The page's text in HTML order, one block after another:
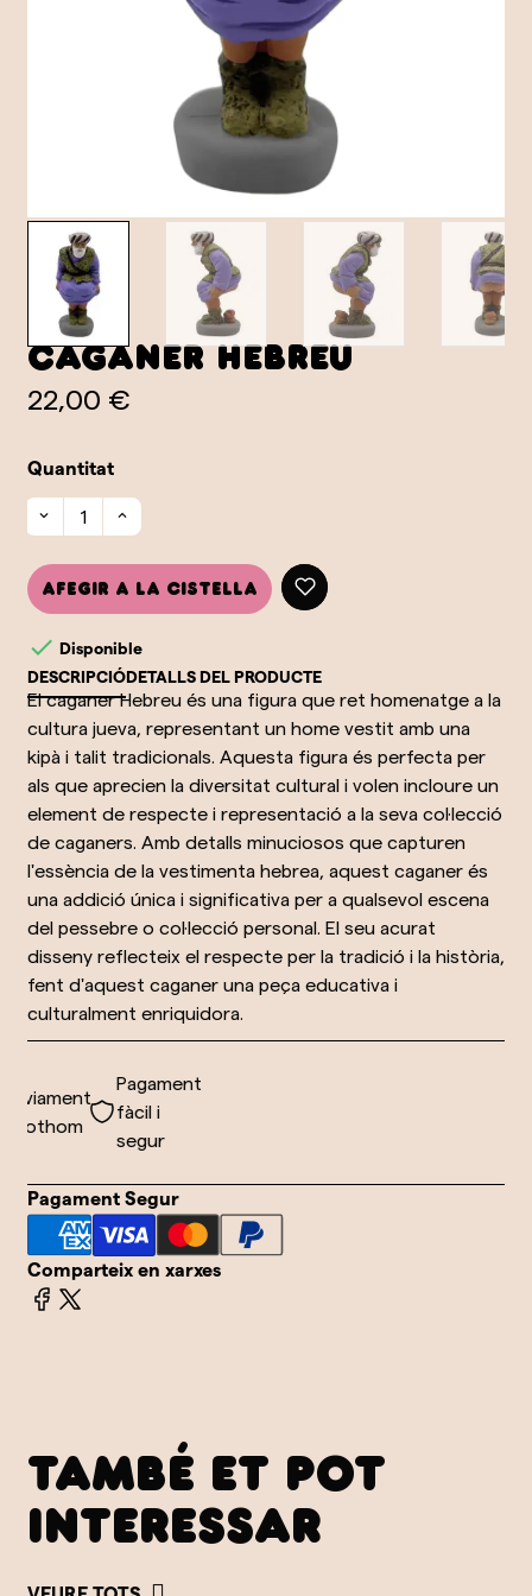
Caganer Hebreu
22,00 €
Quantitat
Afegir a la cistella
 Disponible
DESCRIPCIÓDETALLS DEL PRODUCTE
El caganer Hebreu és una figura que ret homenatge a la
cultura jueva, representant un home vestit amb una
kipà i talit tradicionals. Aquesta figura és perfecta per
als que aprecien la diversitat cultural i volen incloure un
element de respecte i representació a la seva col·lecció
de caganers. Amb detalls minuciosos que capturen
l'essència de la vestimenta hebrea, aquest caganer és
una addició única i significativa per a qualsevol escena
del pessebre o col·lecció personal. El seu acurat
disseny reflecteix el respecte per la tradició i la història,
fent d'aquest caganer una peça educativa i
culturalment enriquidora.
tothom
Pagament
fàcil i
segur
Pagament Segur
Comparteix en xarxes
TAMBÉ ET POT
INTERESSAR